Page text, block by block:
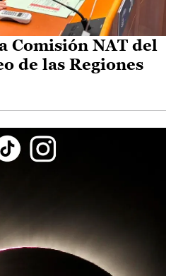
Comisión NAT del
de las Regiones